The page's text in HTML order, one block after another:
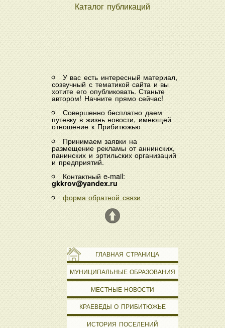
Каталог публикаций
У вас есть интересный материал,
созвучный с тематикой сайта и вы
хотите его опубликовать. Станьте
автором! Начните прямо сейчас!
Совершенно бесплатно даем
путевку в жизнь новости, имеющей
отношение к Прибитюжью
Принимаем заявки на
размещение рекламы от аннинских,
панинских и эртильских организаций
и предприятий.
Контактный e-mail:
gkkrov@yandex.ru
форма обратной связи
ГЛАВНАЯ СТРАНИЦА
МУНИЦИПАЛЬНЫЕ ОБРАЗОВАНИЯ
МЕСТНЫЕ НОВОСТИ
КРАЕВЕДЫ О ПРИБИТЮЖЬЕ
ИСТОРИЯ ПОСЕЛЕНИЙ